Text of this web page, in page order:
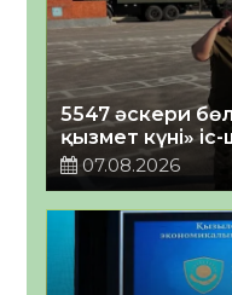
5547 әскери
қызмет күні»
07.08.2026